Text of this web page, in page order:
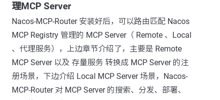
理MCP Server
Nacos-MCP-Router 安装好后，可以路由匹配 Nacos
MCP Registry 管理的 MCP Server（ Remote 、Local
、代理服务），上边章节介绍了，主要是 Remote
MCP Server 以及 存量服务 转换成 MCP Server 的注
册场景，下边介绍 Local MCP Server 场景，Nacos-
MCP-Router 对 MCP Server 的搜索、分发、部署、